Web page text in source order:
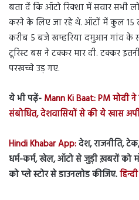
बता दें कि ऑटो रिक्शा में सवार सभी
करने के लिए जा रहे थे. ऑटों में कुल 15
करीब 5 बजे खम्हरिया दमुआन गांव के
टूरिस्ट बस ने टक्कर मार दी. टक्कर
परखच्चे उड़ गए.
ये भी पढ़ें- Mann Ki Baat: PM मोदी
संबोधित, देशवासियों से की ये खास
Hindi Khabar App:देश, राजनीति,
धर्म-कर्म, खेल, ऑटो से जुड़ी ख़बरों को
को प्ले स्टोर से डाउनलोड कीजिए.